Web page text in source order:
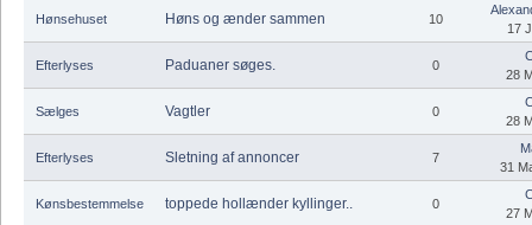
Hønsehuset Høns og ænder sammen 10
17
Efterlyses Paduaner søges. 0
28
Sælges Vagtler 0
28
Efterlyses Sletning af annoncer 7
31
Kønsbestemmelse toppede hollænder kyllinger.. 0
27